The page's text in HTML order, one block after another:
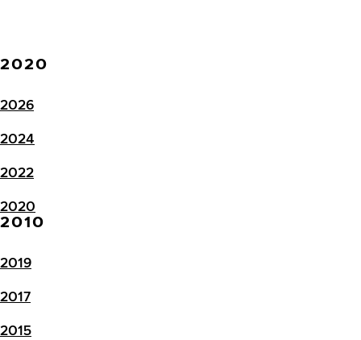
2020
2026
2024
2022
2020
2010
2019
2017
2015